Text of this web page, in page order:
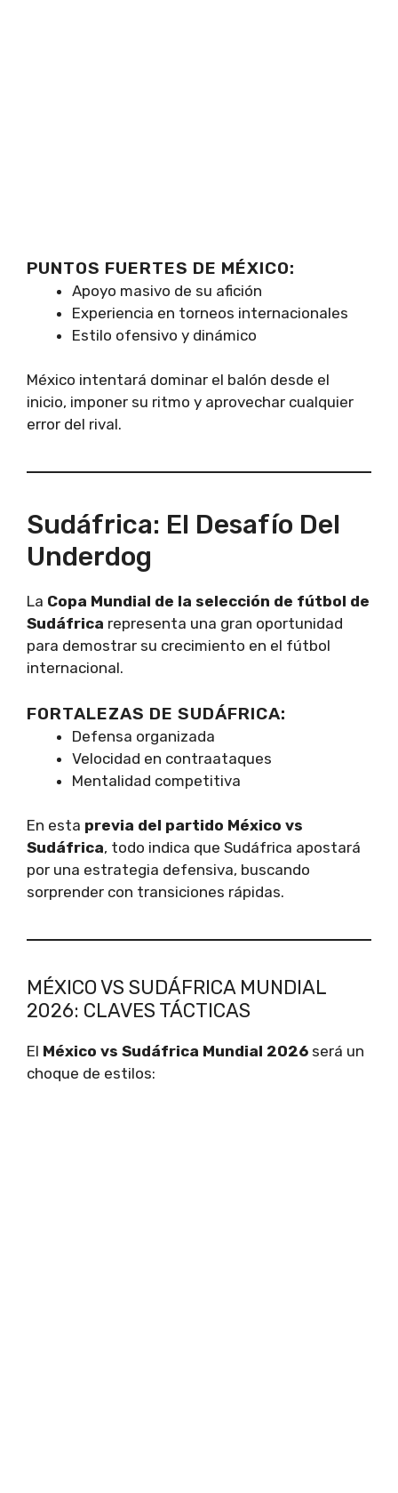
PUNTOS FUERTES DE MÉXICO:
Apoyo masivo de su afición
Experiencia en torneos internacionales
Estilo ofensivo y dinámico
México intentará dominar el balón desde el
inicio, imponer su ritmo y aprovechar cualquier
error del rival.
Sudáfrica: El Desafío Del
Underdog
La Copa Mundial de la selección de fútbol de
Sudáfrica representa una gran oportunidad
para demostrar su crecimiento en el fútbol
internacional.
FORTALEZAS DE SUDÁFRICA:
Defensa organizada
Velocidad en contraataques
Mentalidad competitiva
En esta previa del partido México vs
Sudáfrica, todo indica que Sudáfrica apostará
por una estrategia defensiva, buscando
sorprender con transiciones rápidas.
MÉXICO VS SUDÁFRICA MUNDIAL
2026: CLAVES TÁCTICAS
El México vs Sudáfrica Mundial 2026 será un
choque de estilos: